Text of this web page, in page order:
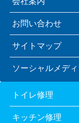
お問い合わせ
サイトマップ
ソーシャルメデ
トイレ修理
キッチン修理